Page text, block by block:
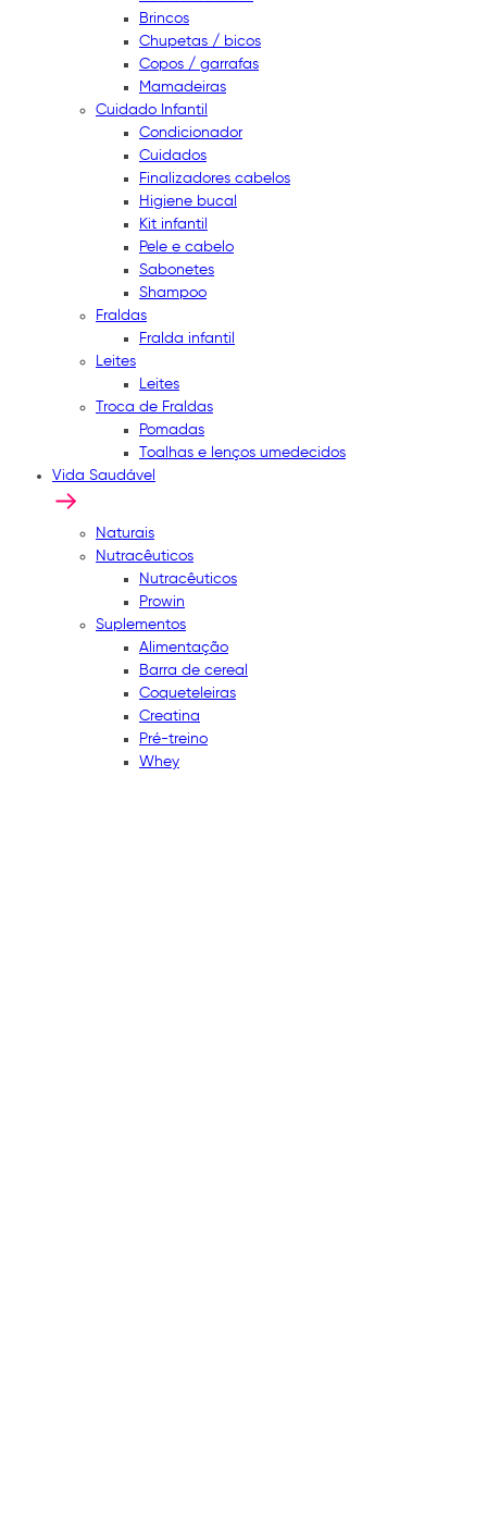
Brincos
Chupetas / bicos
Copos / garrafas
Mamadeiras
Cuidado Infantil
Condicionador
Cuidados
Finalizadores cabelos
Higiene bucal
Kit infantil
Pele e cabelo
Sabonetes
Shampoo
Fraldas
Fralda infantil
Leites
Leites
Troca de Fraldas
Pomadas
Toalhas e lenços umedecidos
Vida Saudável
Naturais
Nutracêuticos
Nutracêuticos
Prowin
Suplementos
Alimentação
Barra de cereal
Coqueteleiras
Creatina
Pré-treino
Whey